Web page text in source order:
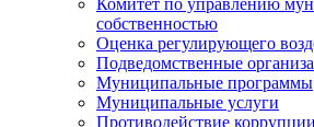
собственностью
Оценка регулирующего
Подведомственные
Муниципальные программы
Муниципальные услуги
Противодействие коррупции